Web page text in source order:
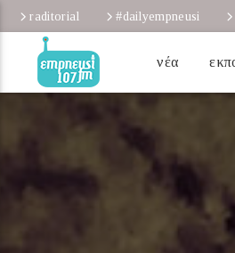
raditorial #dailyempneusi
νέα